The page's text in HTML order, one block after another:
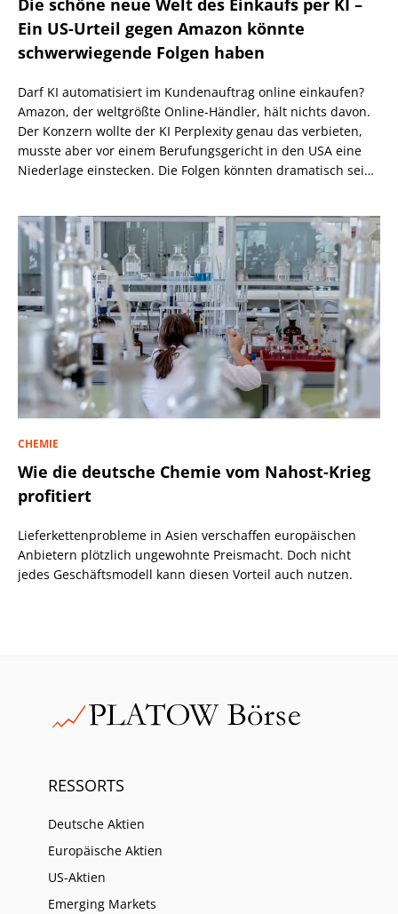
Ein US-Urteil gegen Amazon könnte
schwerwiegende Folgen haben
Darf KI automatisiert im Kundenauftrag online einkaufen?
Amazon, der weltgrößte Online-Händler, hält nichts davon.
Der Konzern wollte der KI Perplexity genau das verbieten,
musste aber vor einem Berufungsgericht in den USA eine
Niederlage einstecken. Die Folgen könnten dramatisch sein,
CHEMIE
Wie die deutsche Chemie vom Nahost-Krieg
profitiert
Lieferkettenprobleme in Asien verschaffen europäischen
Anbietern plötzlich ungewohnte Preismacht. Doch nicht
jedes Geschäftsmodell kann diesen Vorteil auch nutzen.
RESSORTS
Deutsche Aktien
Europäische Aktien
US-Aktien
Emerging Markets